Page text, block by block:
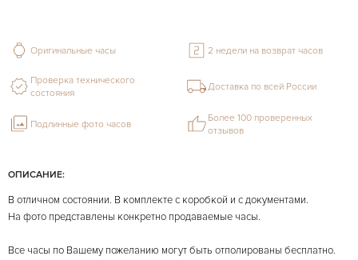
ОПИСАНИЕ:
В отличном состоянии. В комплекте с коробкой и с документами.
На фото представлены конкретно продаваемые часы.
Все часы по Вашему пожеланию могут быть отполированы бесплатно.
Оригинальные часы 2 недели на возврат часов
Проверка технического
состояния
Доставка по всей России
Подлинные фото часов
Более 100 проверенных
отзывов